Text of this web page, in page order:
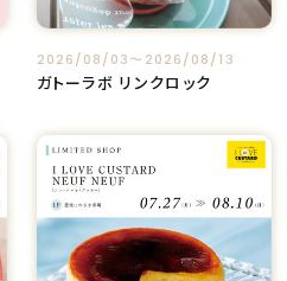
2026/08/03〜2026/08/13
ガトーラボ リンクロック